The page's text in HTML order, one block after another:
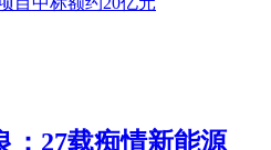
：27载痴情新能源